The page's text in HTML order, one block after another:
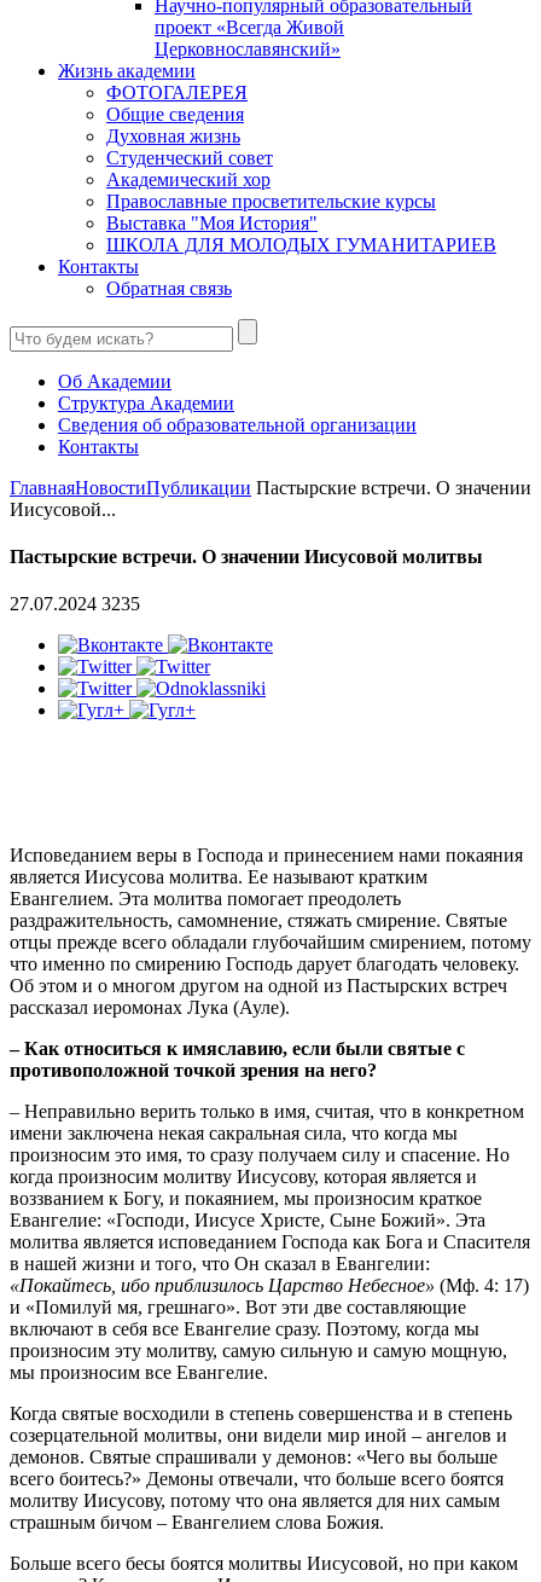
Научно-популярный образовательный
проект «Всегда Живой
Церковнославянский»
Жизнь академии
ФОТОГАЛЕРЕЯ
Общие сведения
Духовная жизнь
Студенческий совет
Академический хор
Православные просветительские курсы
Выставка "Моя История"
ШКОЛА ДЛЯ МОЛОДЫХ ГУМАНИТАРИЕВ
Контакты
Обратная связь
Об Академии
Структура Академии
Сведения об образовательной организации
Контакты
ГлавнаяНовостиПубликации Пастырские встречи. О значении
Иисусовой...
Пастырские встречи. О значении Иисусовой молитвы
27.07.2024 3235
Исповеданием веры в Господа и принесением нами покаяния
является Иисусова молитва. Ее называют кратким
Евангелием. Эта молитва помогает преодолеть
раздражительность, самомнение, стяжать смирение. Святые
отцы прежде всего обладали глубочайшим смирением, потому
что именно по смирению Господь дарует благодать человеку.
Об этом и о многом другом на одной из Пастырских встреч
рассказал иеромонах Лука (Ауле).
– Как относиться к имяславию, если были святые с
противоположной точкой зрения на него?
– Неправильно верить только в имя, считая, что в конкретном
имени заключена некая сакральная сила, что когда мы
произносим это имя, то сразу получаем силу и спасение. Но
когда произносим молитву Иисусову, которая является и
воззванием к Богу, и покаянием, мы произносим краткое
Евангелие: «Господи, Иисусе Христе, Сыне Божий». Эта
молитва является исповеданием Господа как Бога и Спасителя
в нашей жизни и того, что Он сказал в Евангелии:
«Покайтесь, ибо приблизилось Царство Небесное» (Мф. 4: 17)
и «Помилуй мя, грешнаго». Вот эти две составляющие
включают в себя все Евангелие сразу. Поэтому, когда мы
произносим эту молитву, самую сильную и самую мощную,
мы произносим все Евангелие.
Когда святые восходили в степень совершенства и в степень
созерцательной молитвы, они видели мир иной – ангелов и
демонов. Святые спрашивали у демонов: «Чего вы больше
всего боитесь?» Демоны отвечали, что больше всего боятся
молитву Иисусову, потому что она является для них самым
страшным бичом – Евангелием слова Божия.
Больше всего бесы боятся молитвы Иисусовой, но при каком